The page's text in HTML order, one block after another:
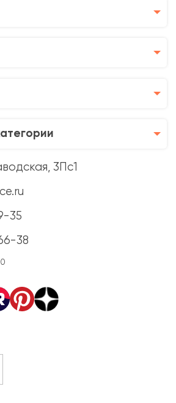
3Пс1
35
38